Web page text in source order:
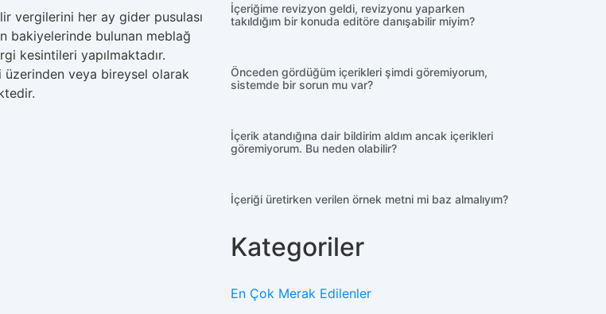
vergilerini her ay gider pusulası
bakiyelerinde bulunan meblağ
kesintileri yapılmaktadır.
veya bireysel olarak
İçeriğime revizyon geldi, revizyonu yaparken
takıldığım bir konuda editöre danışabilir miyim?
Önceden gördüğüm içerikleri şimdi göremiyorum,
sistemde bir sorun mu var?
İçerik atandığına dair bildirim aldım ancak içerikleri
göremiyorum. Bu neden olabilir?
İçeriği üretirken verilen örnek metni mi baz almalıyım?
Kategoriler
En Çok Merak Edilenler